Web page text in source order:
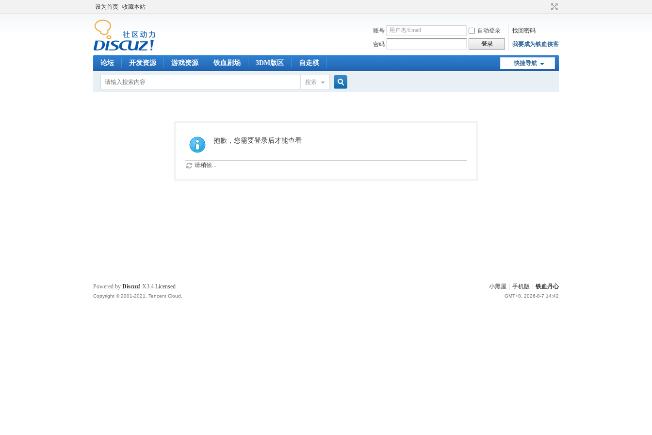
设为首页 收藏本站
账号 自动登录
找回密码
密码
登录 我要成为铁血侠客
快捷导航
论坛 开发资源 游戏资源 铁血剧场 3DM版区 自走棋
搜索
抱歉，您需要登录后才能查看
请稍候...
小黑屋 手机版 铁血丹心
GMT+8, 2026-8-7 14:42
Powered by Discuz! X3.4 Licensed
Copyright © 2001-2021, Tencent Cloud.